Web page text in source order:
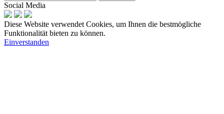
Social Media
Diese Website verwendet Cookies, um Ihnen die bestmögliche
Funktionalität bieten zu können.
Einverstanden